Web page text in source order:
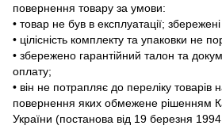
повернення товару за умови:
• товар не був в експлуатації;
• цілісність комплекту та упаковки не
• збережено гарантійний талон та
оплату;
• він не потрапляє до переліку товарів
повернення яких обмежене рішенням
України (постанова від 19 березня